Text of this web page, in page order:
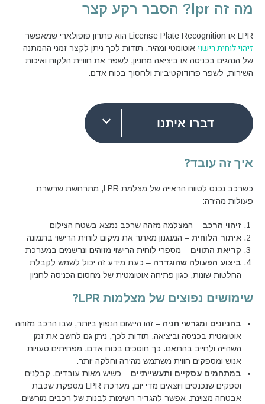
מה זה lpr? הסבר רקע קצר
LPR או License Plate Recognition הוא פתרון פופולארי שמאפשר
זיהוי לוחית רישוי אוטומטי ומהיר. תודות לכך ניתן לקצר זמני ההמתנה
של הנהגים בכניסה או ביציאה מחניון, לשפר את חוויית הלקוח ואיכות
השירות, לשפר פרודוקטיביות ולחסוך בכוח אדם.
דברו איתנו
איך זה עובד?
כשרכב נכנס לטווח הראייה של מצלמת LPR, מתרחשת שרשרת
פעולות מהירה:
זיהוי הרכב – המצלמה מזהה שרכב נמצא בשטח הצילום
איתור הלוחית – המנגנון מאתר את מיקום לוחית הרישוי בתמונה
קריאת התווים – מספרי לוחית הרישוי מזוהים ונרשמים במערכת
ביצוע הפעולה שהוגדרה – כעת מידע זה יכול לשמש לקבלת
החלטות שונות, כגון פתיחה אוטומטית של מחסום הכניסה לחניון
שימושים נפוצים של מצלמות LPR
?
בחניונים ומגרשי חניה – זהו היישום הנפוץ ביותר, שבו הרכב מזוהה
אוטומטית בכניסה וביציאה. תודות לכך, ניתן גם לחשב את זמן
השהייה ולחייב בהתאם. כך חוסכים בכוח אדם, מפחיתים טעויות
אנוש ומספקים חווית משתמש מהירה וחלקה יותר.
במתחמים עסקיים ותעשייתיים – כשיש מאות עובדים, קבלנים
וספקים שנכנסים ויוצאים מדי יום, מערכת LPR מספקת שכבת
אבטחה מצוינת. אפשר להגדיר רשימות לבנות של רכבים מורשים,